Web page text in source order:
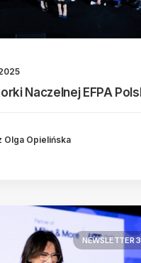
Naczelnej EFPA
Olga Opielińska
NEWSLETTER